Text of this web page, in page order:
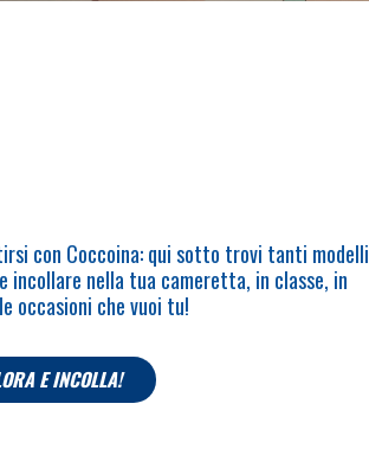
con Coccoina: qui sotto trovi tanti modelli
incollare nella tua cameretta, in classe, in
occasioni che vuoi tu!
E INCOLLA!